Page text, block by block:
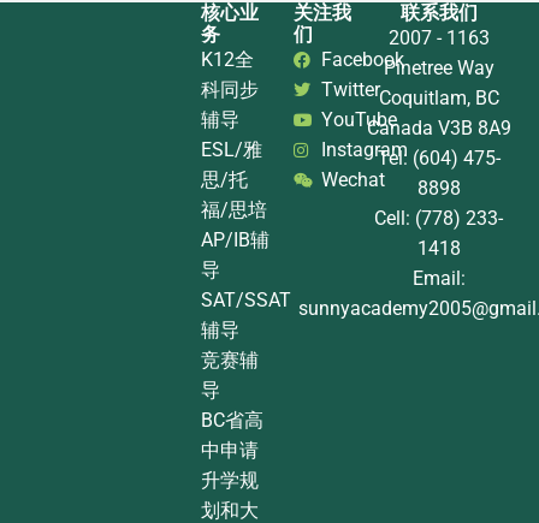
核心业
务
K12全
科同步
辅导
ESL/雅
思/托
福/思培
AP/IB辅
导
SAT/SSAT
辅导
竞赛辅
导
BC省高
中申请
升学规
划和大
关注我
们
Facebook
Twitter
YouTube
Instagram
Wechat
联系我们
2007 - 1163
Pinetree Way
Coquitlam, BC
Canada V3B 8A9
Tel: (604) 475-
8898
Cell: (778) 233-
1418
Email: